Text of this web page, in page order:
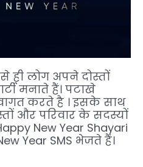
ही लोग अपने दोस्तों
मनाते हैं। पटाखे
करते है । इसके साथ
और परिवार के सदस्यों
New Year Shayari
Year SMS भेजते हैं।